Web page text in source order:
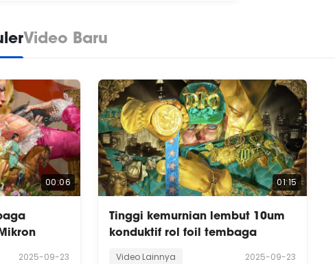
Video Baru
00:06
2025-09-23
01:15
Tinggi kemurnian lembut 10um
konduktif rol foil tembaga
Video Lainnya 2025-09-23